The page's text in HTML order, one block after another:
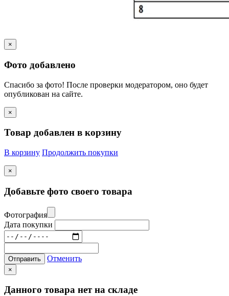
×
Фото добавлено
Спасибо за фото! После проверки модератором, оно будет
опубликован на сайте.
×
Товар добавлен в корзину
В корзину Продолжить покупки
×
Добавьте фото своего товара
Фотография
Дата покупки
Отправить Отменить
×
Данного товара нет на складе